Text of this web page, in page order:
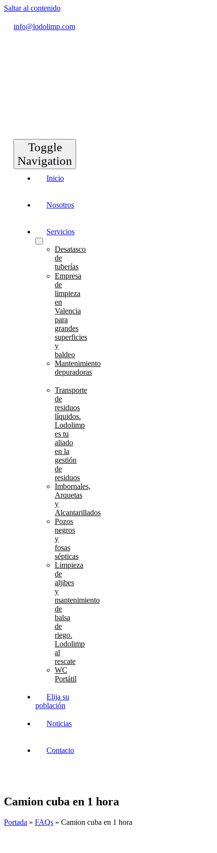
Saltar al contenido
info@lodolimp.com
Toggle
Navigation
Inicio
Nosotros
Servicios
Desatasco
de
tuberías
Empresa
de
limpieza
en
Valencia
para
grandes
superficies
y
baldeo
Mantenimiento
depuradoras
Transporte
de
residuos
líquidos.
Lodolimp
es tu
aliado
en la
gestión
de
residuos
Imbornales,
Arquetas
y
Alcantarillados
Pozos
negros
y
fosas
sépticas
Limpieza
de
aljibes
y
mantenimiento
de
balsa
de
riego.
Lodolimp
al
rescate
WC
Portátil
Elija su
población
Noticias
Contacto
Camion cuba en 1 hora
Portada » FAQs » Camion cuba en 1 hora